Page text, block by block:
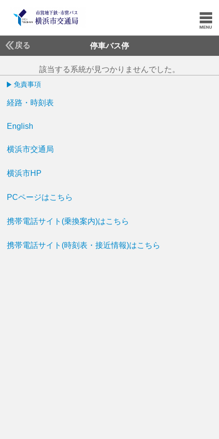
戻る 停車バス停
該当する系統が見つかりませんでした。
免責事項
経路・時刻表
English
横浜市交通局
横浜市HP
PCページはこちら
携帯電話サイト(乗換案内)はこちら
携帯電話サイト(時刻表・接近情報)はこちら